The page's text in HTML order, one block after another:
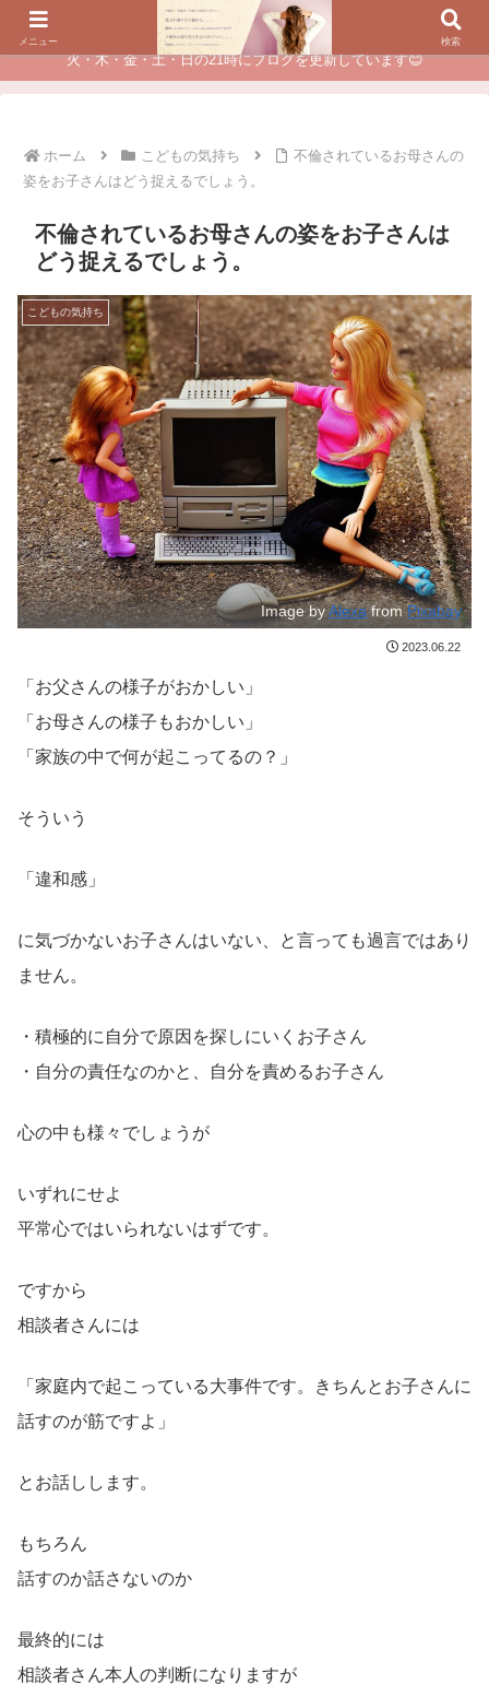
夫に不倫されたつらい経験が、あなたのチャンスに変わるカウンセリング
火・木・金・土・日の21時にブログを更新しています😊
ホーム こどもの気持ち
不倫されているお母さんの
姿をお子さんはどう捉えるでしょう。
不倫されているお母さんの姿をお子さんは
どう捉えるでしょう。
こどもの気持ち
Image byAlexafromPixabay
2023.06.22
「お父さんの様子がおかしい」
「お母さんの様子もおかしい」
「家族の中で何が起こってるの？」
そういう
「違和感」
に気づかないお子さんはいない、と言っても過言ではあり
ません。
・積極的に自分で原因を探しにいくお子さん
・自分の責任なのかと、自分を責めるお子さん
心の中も様々でしょうが
いずれにせよ
平常心ではいられないはずです。
ですから
相談者さんには
「家庭内で起こっている大事件です。きちんとお子さんに
話すのが筋ですよ」
とお話しします。
もちろん
話すのか話さないのか
最終的には
相談者さん本人の判断になりますが
メニュー 検索